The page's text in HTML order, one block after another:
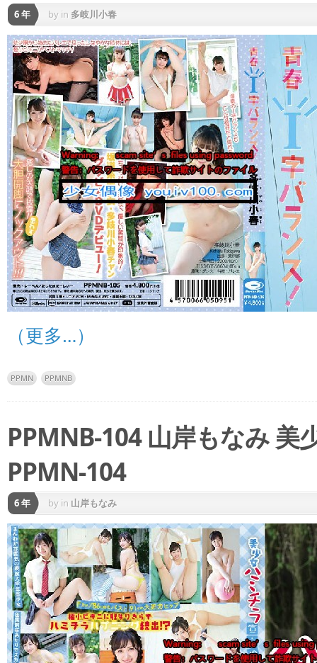
6 年 by in 多岐川小春
（更多…）
PPMN PPMNB
PPMNB-104 山岸もなみ 美
PPMN-104
6 年 by in 山岸もなみ